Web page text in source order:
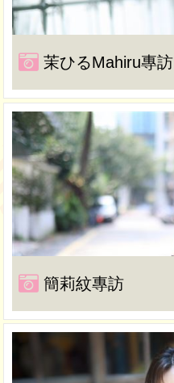
茉ひるMahiru專訪
簡莉紋專訪